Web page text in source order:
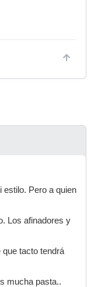
estilo. Pero a quien
Los afinadores y
tacto tendrá
mucha pasta..